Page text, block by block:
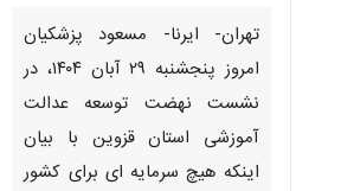
تهران- ایرنا- مسعود پزشکیان
امروز پنجشنبه ۲۹ آبان ۱۴۰۴، در
نشست نهضت توسعه عدالت
آموزشی استان قزوین با بیان
اینکه هیچ سرمایه ای برای کشور